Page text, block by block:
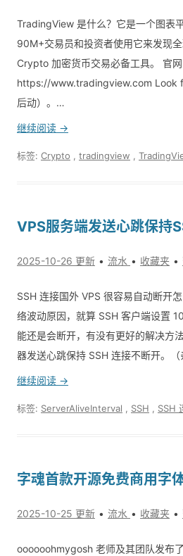
TradingView 是什么？它是一个图表
90M+交易员和投资者使用它来发现
Crypto 加密货币交易必备工具。 官网
https://www.tradingview.com Look
后动）。…
继续阅读 →
标签: Crypto tradingview
VPS服务端发送心跳保持
2025-10-26 更新 流水 收藏夹
SSH 连接国外 VPS 很容易自动断开
络波动原因，就算 SSH 客户端设置
能还是会断开，有没有更好的解决方
器发送心跳保持 SSH 连接不断开。
继续阅读 →
标签: ServerAliveInterval SSH SSH
字魂首款开源免费商用字
2025-10-25 更新 流水 收藏夹
oooooohmygosh 老师及其团队发布